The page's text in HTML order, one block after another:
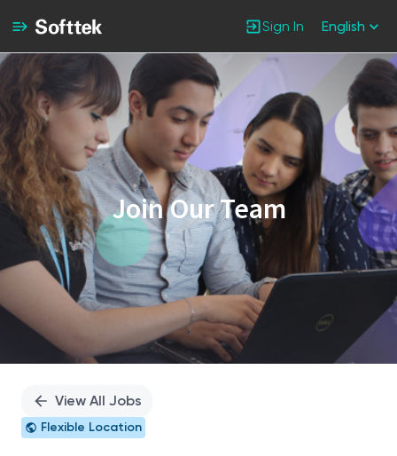
Sign In English
Single
Position
Join Our Team
View All Jobs
Flexible Location